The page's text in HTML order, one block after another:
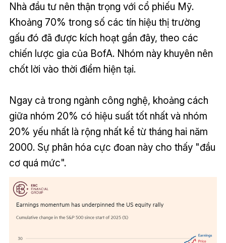
Nhà đầu tư nên thận trọng với cổ phiếu Mỹ.
Khoảng 70% trong số các tín hiệu thị trường
gấu đó đã được kích hoạt gần đây, theo các
chiến lược gia của BofA. Nhóm này khuyên nên
chốt lời vào thời điểm hiện tại.
Ngay cả trong ngành công nghệ, khoảng cách
giữa nhóm 20% có hiệu suất tốt nhất và nhóm
20% yếu nhất là rộng nhất kể từ tháng hai năm
2000. Sự phân hóa cực đoan này cho thấy "đầu
cơ quá mức".